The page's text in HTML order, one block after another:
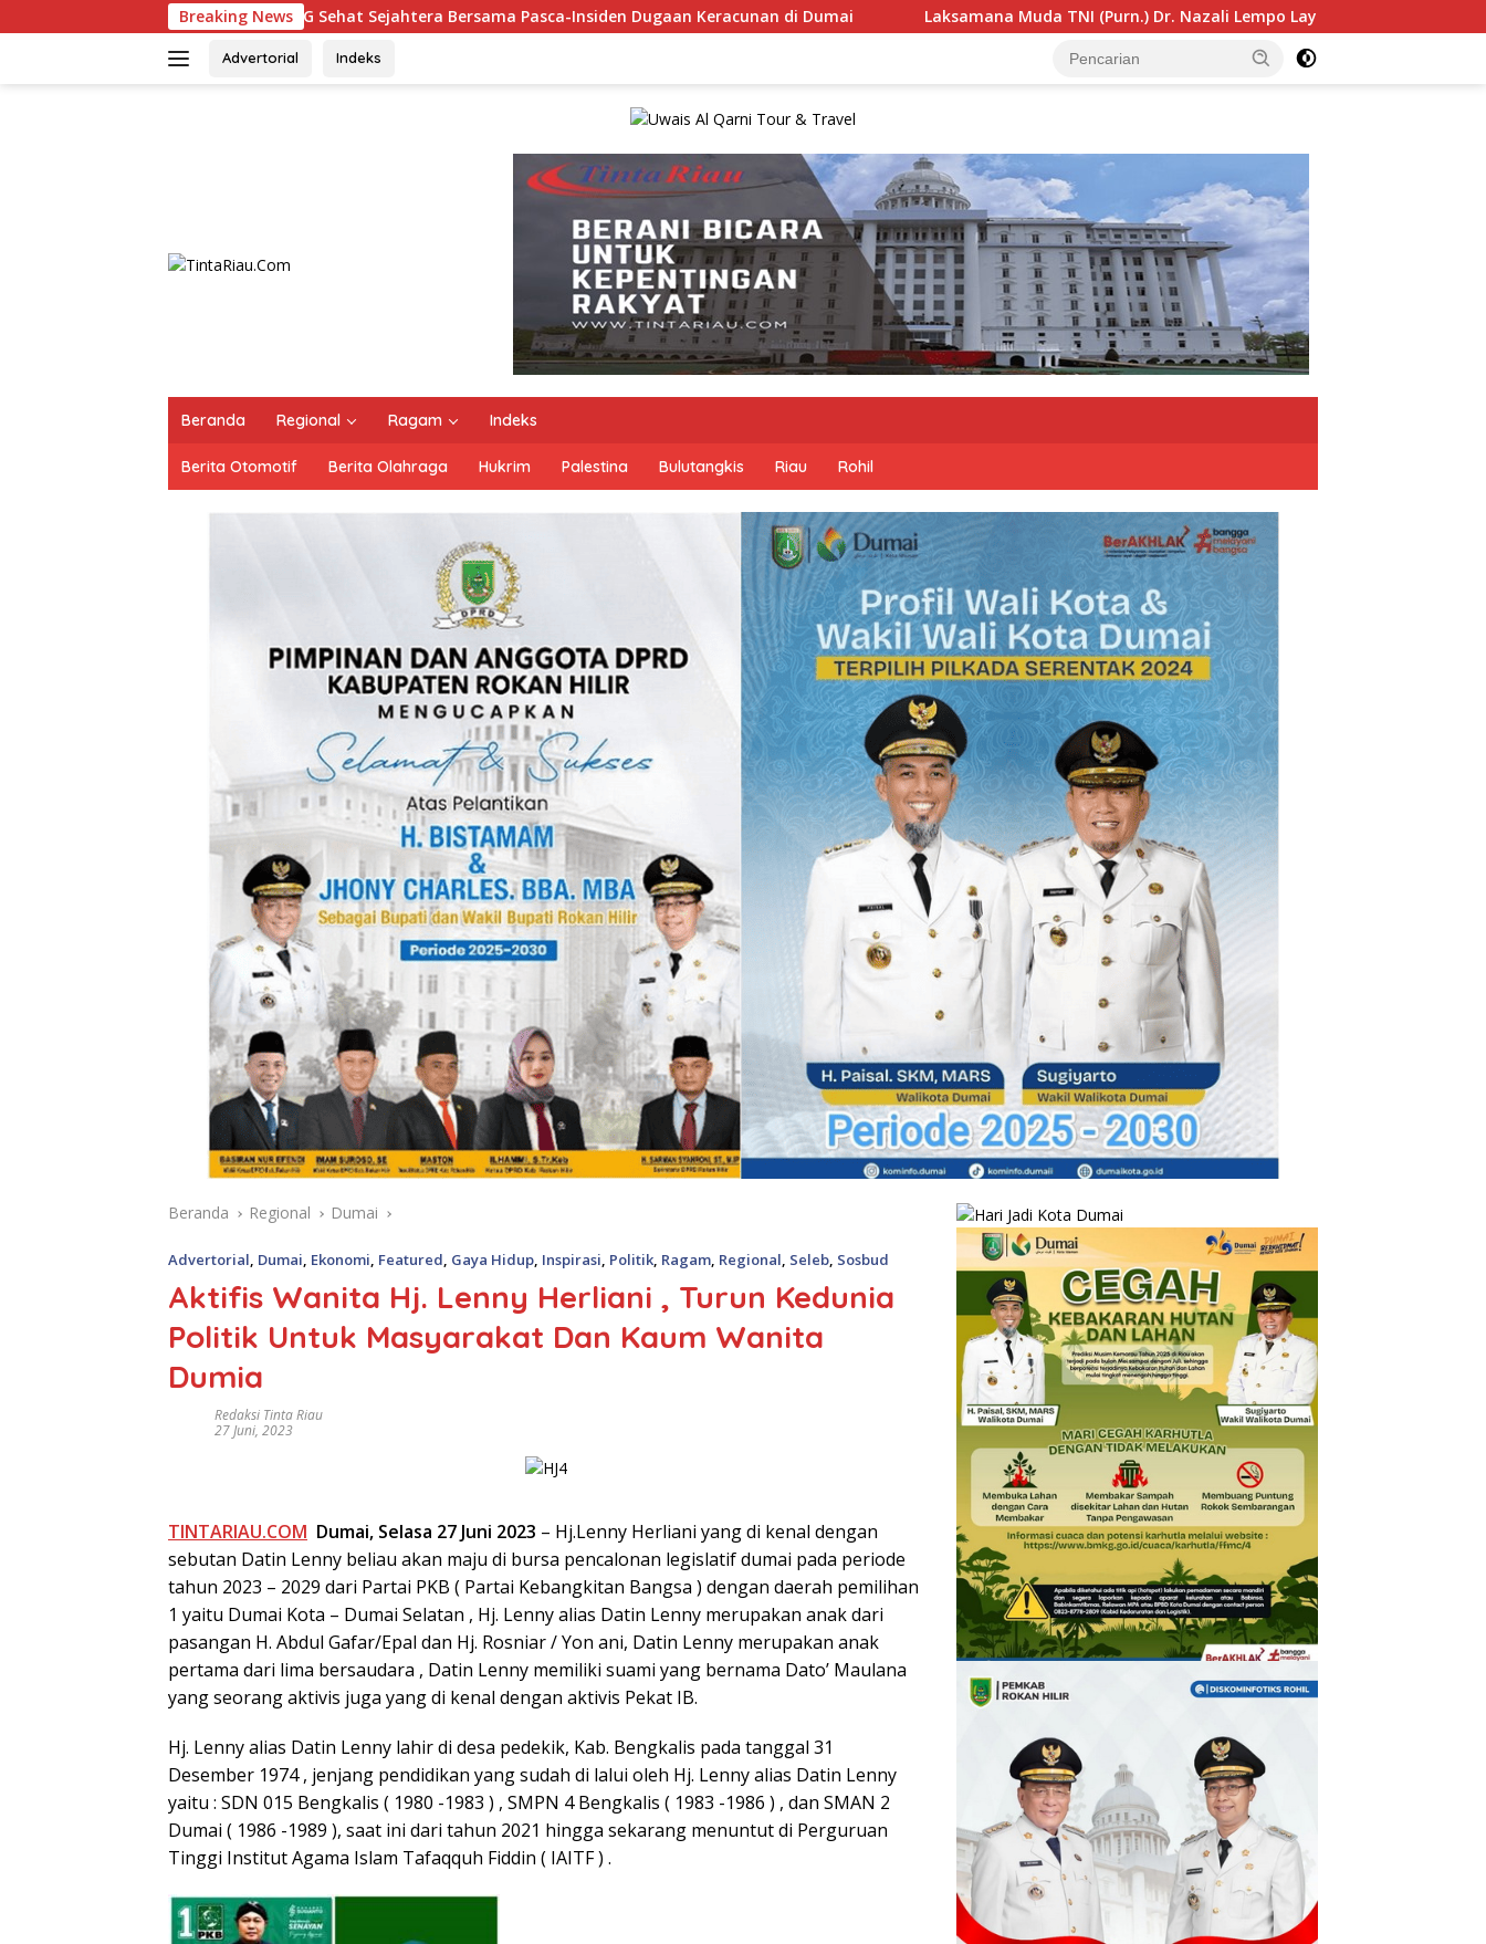
ke
Breaking News
SPPG Sehat Sejahtera Bersama Pasca-Insiden Dugaan Keracunan di Dumai Laksamana Muda TNI (Purn.) Dr. Nazali Lempo Layak Dipertimbangkan sebagai Jaksa Agung:
Advertorial Indeks
Beranda Regional Ragam Indeks
Berita Otomotif Berita Olahraga Hukrim Palestina Bulutangkis Riau Rohil
Beranda Regional Dumai
Advertorial, Dumai, Ekonomi, Featured, Gaya Hidup, Inspirasi, Politik, Ragam, Regional, Seleb, Sosbud
Aktifis Wanita Hj. Lenny Herliani , Turun Kedunia
Politik Untuk Masyarakat Dan Kaum Wanita
Dumia
Redaksi Tinta Riau
27 Juni, 2023
TINTARIAU.COM Dumai, Selasa 27 Juni 2023 – Hj.Lenny Herliani yang di kenal dengan
sebutan Datin Lenny beliau akan maju di bursa pencalonan legislatif dumai pada periode
tahun 2023 – 2029 dari Partai PKB ( Partai Kebangkitan Bangsa ) dengan daerah pemilihan
1 yaitu Dumai Kota – Dumai Selatan , Hj. Lenny alias Datin Lenny merupakan anak dari
pasangan H. Abdul Gafar/Epal dan Hj. Rosniar / Yon ani, Datin Lenny merupakan anak
pertama dari lima bersaudara , Datin Lenny memiliki suami yang bernama Dato’ Maulana
yang seorang aktivis juga yang di kenal dengan aktivis Pekat IB.
Hj. Lenny alias Datin Lenny lahir di desa pedekik, Kab. Bengkalis pada tanggal 31
Desember 1974 , jenjang pendidikan yang sudah di lalui oleh Hj. Lenny alias Datin Lenny
yaitu : SDN 015 Bengkalis ( 1980 -1983 ) , SMPN 4 Bengkalis ( 1983 -1986 ) , dan SMAN 2
Dumai ( 1986 -1989 ), saat ini dari tahun 2021 hingga sekarang menuntut di Perguruan
Tinggi Institut Agama Islam Tafaqquh Fiddin ( IAITF ) .